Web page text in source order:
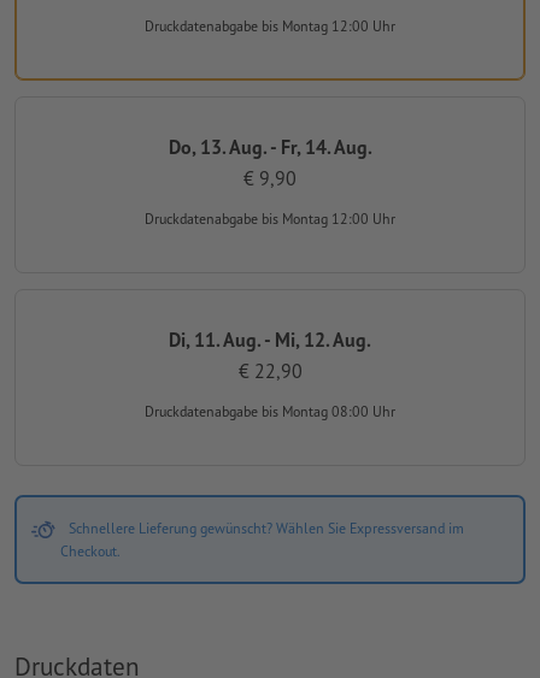
Druckdatenabgabe bis Montag 12:00 Uhr
Do, 13. Aug. - Fr, 14. Aug.
€ 9,90
Druckdatenabgabe bis Montag 12:00 Uhr
Di, 11. Aug. - Mi, 12. Aug.
€ 22,90
Druckdatenabgabe bis Montag 08:00 Uhr
Schnellere Lieferung gewünscht? Wählen Sie Expressversand im
Checkout.
Druckdaten